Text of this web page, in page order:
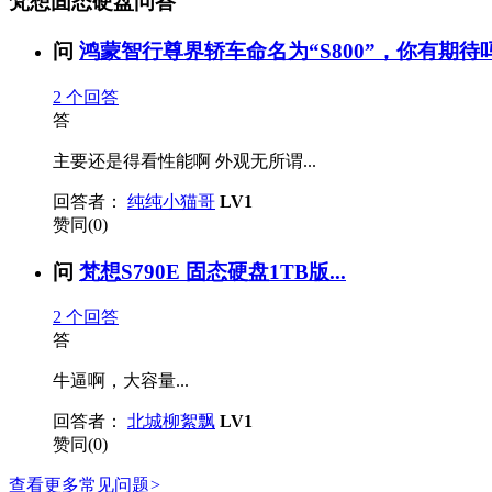
问 鸿蒙智行尊界轿车命名为“S800”，你有期待
2 个回答
答
主要还是得看性能啊 外观无所谓...
回答者： 纯纯小猫哥 LV1
赞同(0)
问 梵想S790E 固态硬盘1TB版...
2 个回答
答
牛逼啊，大容量...
回答者： 北城柳絮飘 LV1
赞同(0)
查看更多常见问题>